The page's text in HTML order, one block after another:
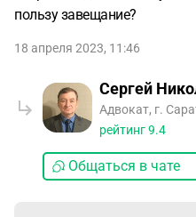
пользу завещание?
18 апреля 2023, 11:46
Сергей
Адвокат, г.
рейтинг9.4
Общаться в чате